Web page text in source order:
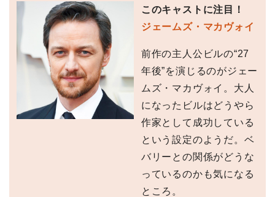
このキャストに注目！
ジェームズ・マカヴォイ
前作の主人公ビルの“27
年後”を演じるのがジェー
ムズ・マカヴォイ。大人
になったビルはどうやら
作家として成功している
という設定のようだ。ベ
バリーとの関係がどうな
っているのかも気になる
ところ。